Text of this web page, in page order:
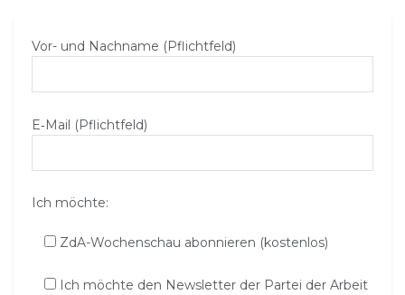
Vor- und Nachname (Pflichtfeld)
E‑Mail (Pflichtfeld)
Ich möchte:
ZdA-Wochenschau abonnieren (kostenlos)
Ich möchte den Newsletter der Partei der Arbeit